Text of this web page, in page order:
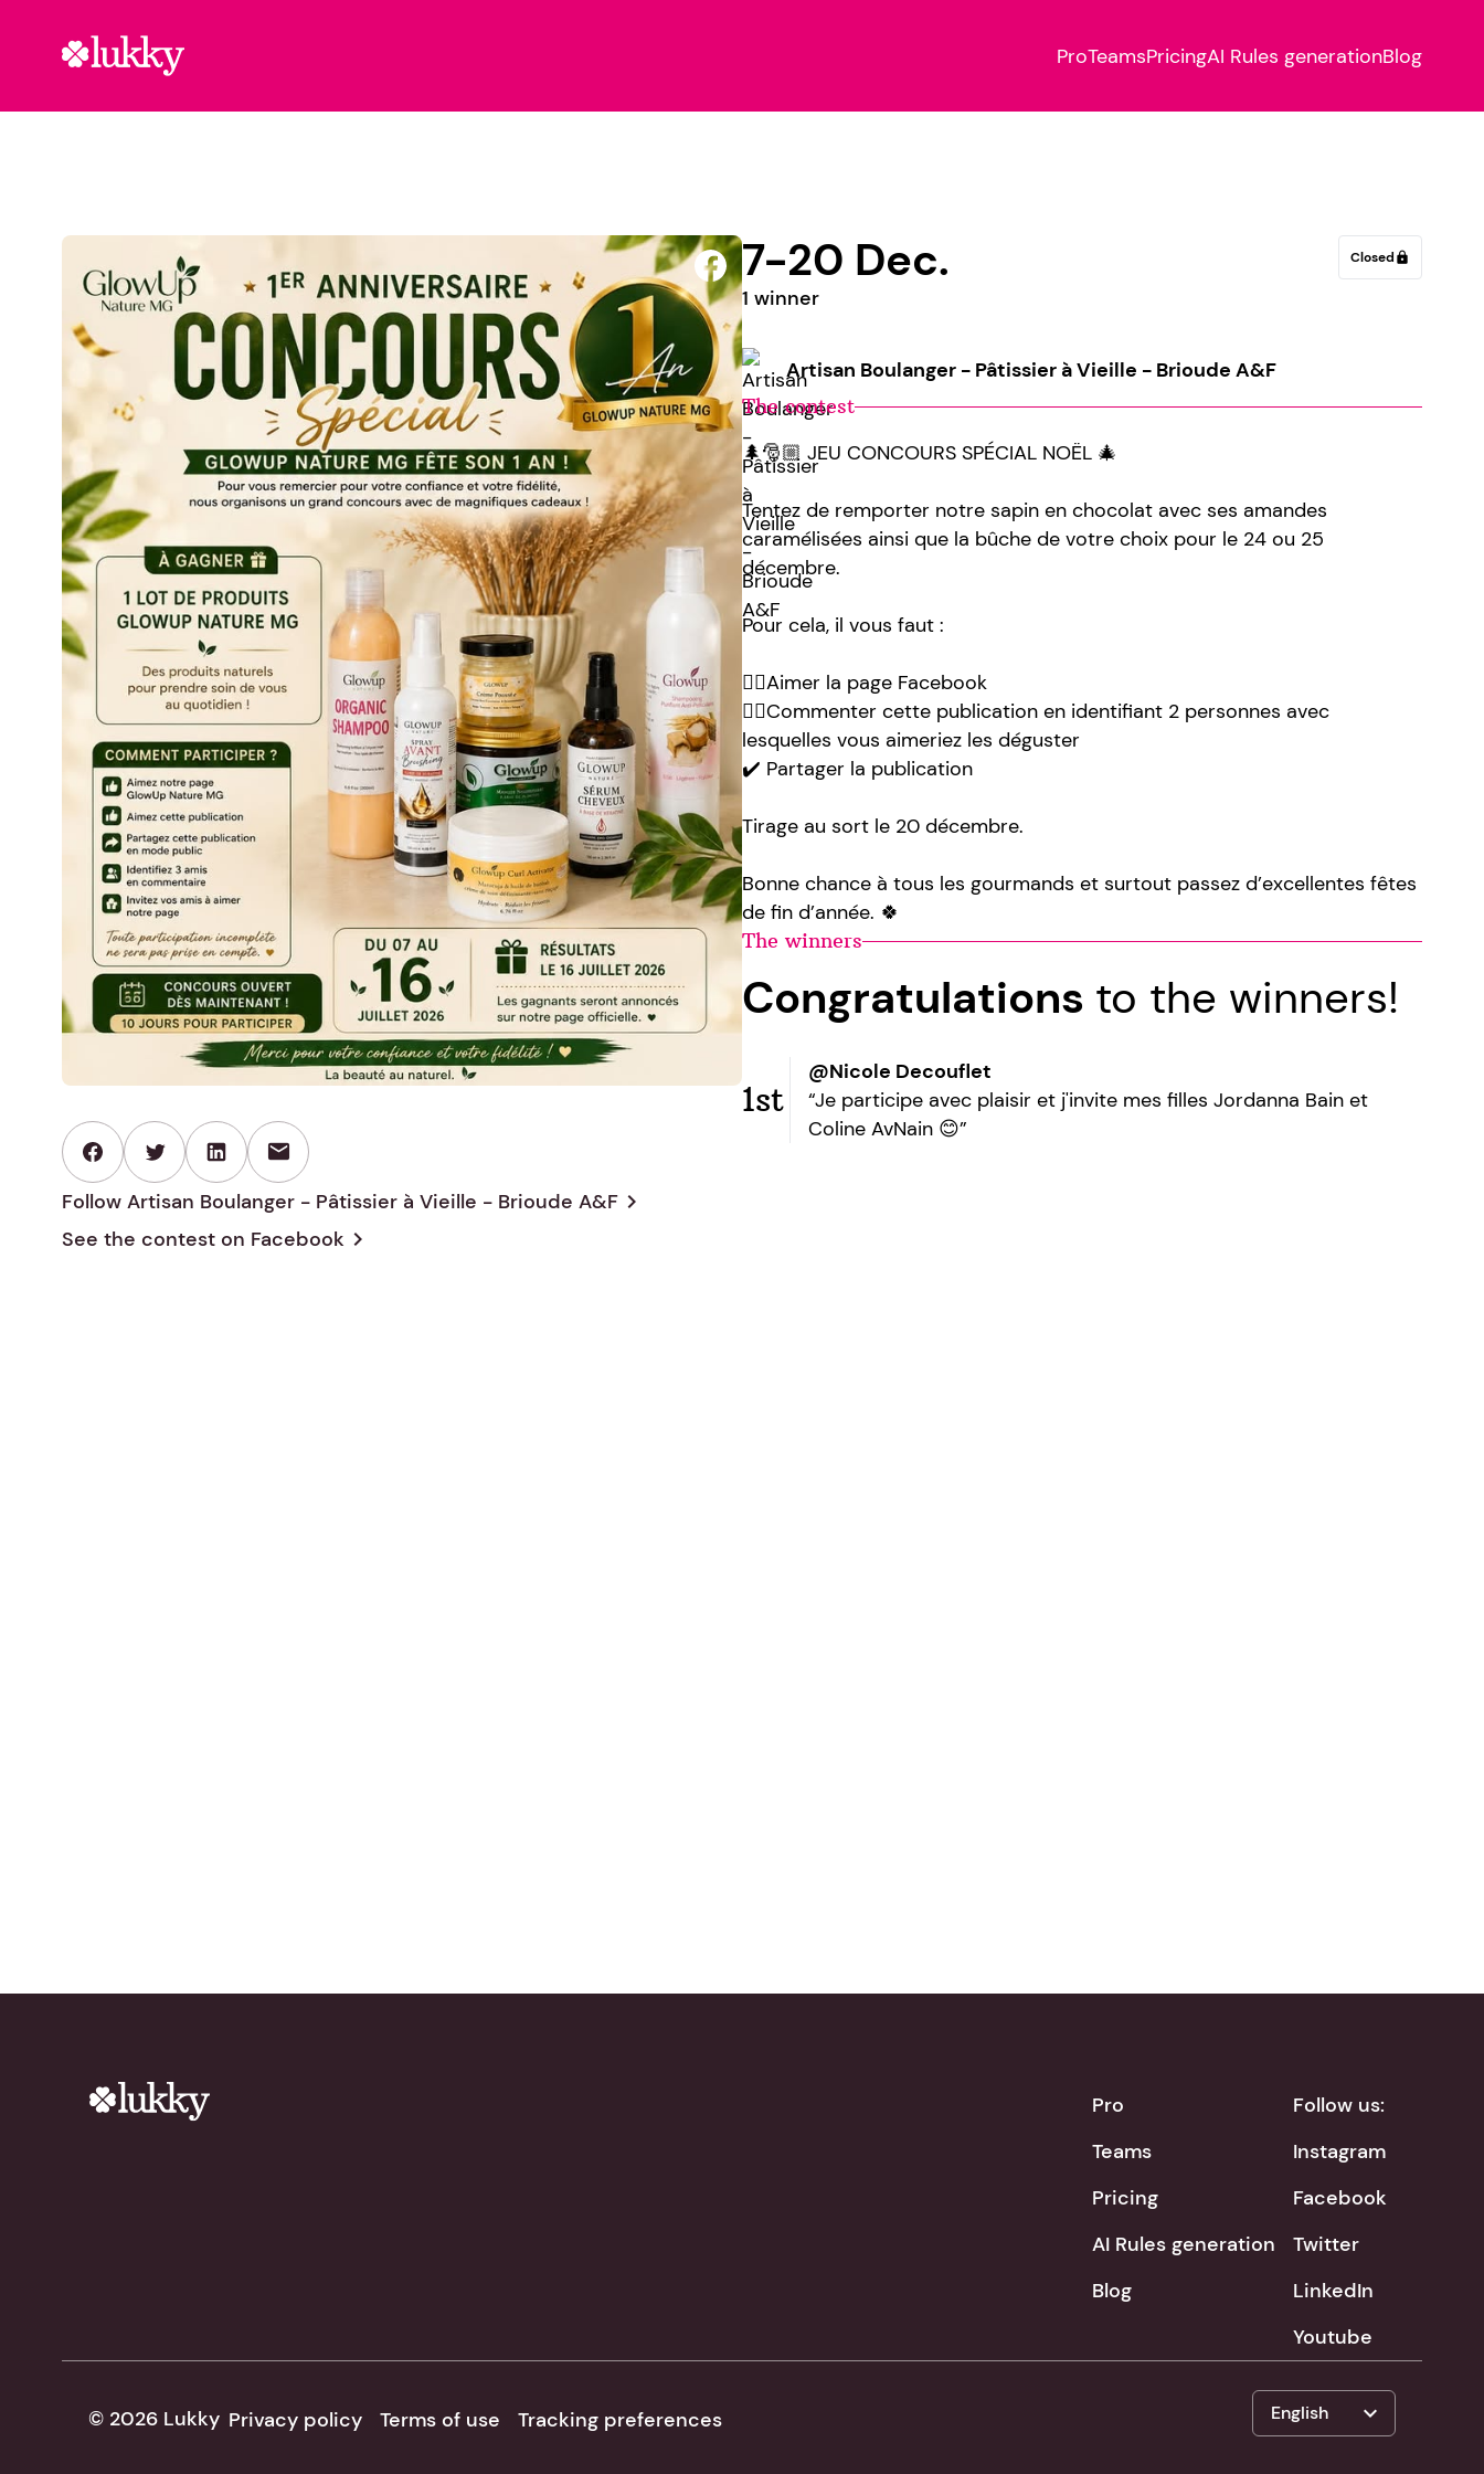
ProTeamsPricingAI Rules generationBlog
mail
Follow Artisan Boulanger - Pâtissier à Vieille - Brioude A&F chevron_right
See the contest on Facebook chevron_right
Closed lock
7-20 Dec.
1 winner
Artisan Boulanger - Pâtissier à Vieille - Brioude A&F
The contest
🌲🎅🏼 JEU CONCOURS SPÉCIAL NOËL 🎄
Tentez de remporter notre sapin en chocolat avec ses amandes
caramélisées ainsi que la bûche de votre choix pour le 24 ou 25
décembre.
Pour cela, il vous faut :
👍🏻Aimer la page Facebook
✍🏻Commenter cette publication en identifiant 2 personnes avec
lesquelles vous aimeriez les déguster
✔️ Partager la publication
Tirage au sort le 20 décembre.
Bonne chance à tous les gourmands et surtout passez d’excellentes fêtes
de fin d’année. 🍀
The winners
Congratulations to the winners!
1st
@Nicole Decouflet
“Je participe avec plaisir et j'invite mes filles Jordanna Bain et
Coline AvNain 😊”
Pro
Teams
Pricing
AI Rules generation
Blog
Follow us:
Instagram
Facebook
Twitter
LinkedIn
Youtube
English expand_more
Privacy policy Terms of use Tracking preferences
© 2026 Lukky